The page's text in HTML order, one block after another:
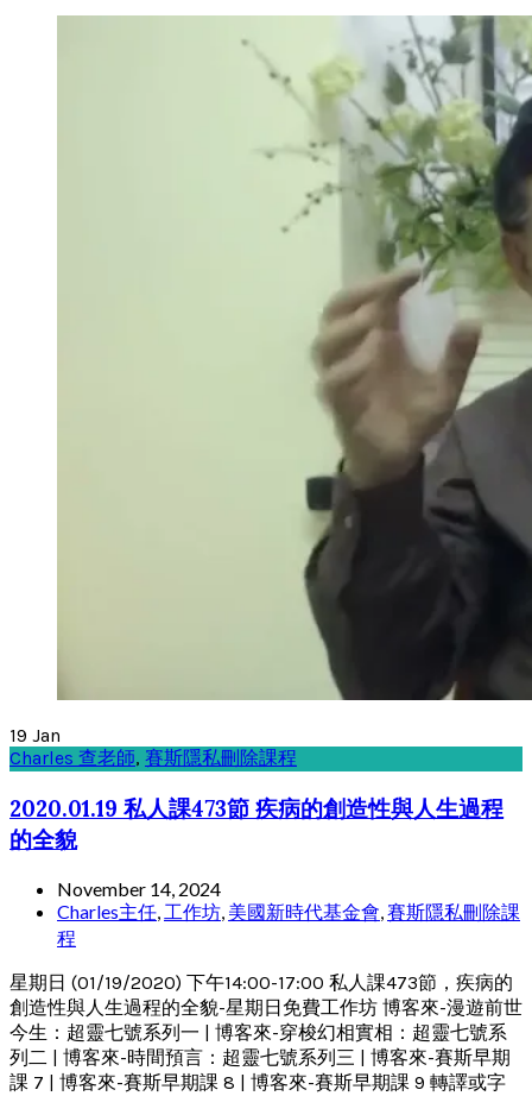
19 Jan
Charles 查老師, 賽斯隱私刪除課程
2020.01.19 私人課473節 疾病的創造性與人生過程
的全貌
November 14, 2024
Charles主任, 工作坊, 美國新時代基金會,賽斯隱私刪除課
程
星期日 (01/19/2020) 下午14:00-17:00 私人課473節，疾病的
創造性與人生過程的全貌-星期日免費工作坊 博客來-漫遊前世
今生：超靈七號系列一 | 博客來-穿梭幻相實相：超靈七號系
列二 | 博客來-時間預言：超靈七號系列三 | 博客來-賽斯早期
課 7 | 博客來-賽斯早期課 8 | 博客來-賽斯早期課 9 轉譯或字